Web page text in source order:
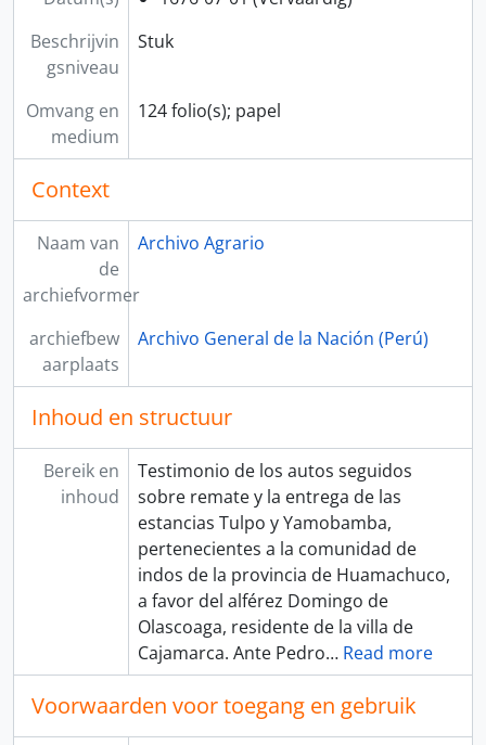
Beschrijvin
gsniveau
Stuk
Omvang en
medium
124 folio(s); papel
Context
Naam van
de
archiefvormer
Archivo Agrario
archiefbew
aarplaats
Archivo General de la Nación (Perú)
Inhoud en structuur
Bereik en
inhoud
Testimonio de los autos seguidos
sobre remate y la entrega de las
estancias Tulpo y Yamobamba,
pertenecientes a la comunidad de
indos de la provincia de Huamachuco,
a favor del alférez Domingo de
Olascoaga, residente de la villa de
Cajamarca. Ante Pedro… Read more
Voorwaarden voor toegang en gebruik